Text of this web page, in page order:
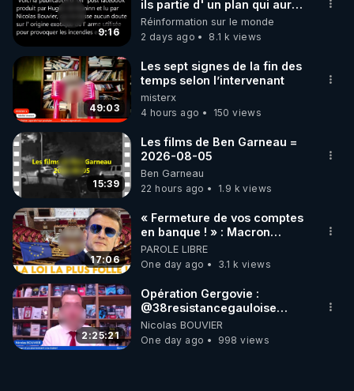
▶ 30 jours gratuit sur l’application de méditation et
de bien-être ENVOL :
Rendez-vous sur https://www.envol.app/code
le code : REGENERE
9:16
ils partie d' un plan qui aurait
débuté le 11 septembre 2001
?
Réinformation sur le monde
2 days ago
8.1 k views
49:03
Les sept signes de la fin des
temps selon l’intervenant
misterx
4 hours ago
150 views
15:39
Les films de Ben Garneau =
2026-08-05
Ben Garneau
22 hours ago
1.9 k views
17:06
« Fermeture de vos comptes
en banque ! » : Macron
impose une loi folle !
PAROLE LIBRE
One day ago
3.1 k views
2:25:21
Opération Gergovie :
‪@38resistancegauloise‬
‪@MarionSigautOfficiel‬
‪@gladysriifard5710‬ Laëtitia
Nicolas BOUVIER
One day ago
998 views